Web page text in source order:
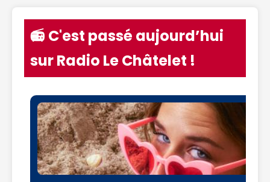
📻 C'est passé aujourd’hui
sur Radio Le Châtelet !